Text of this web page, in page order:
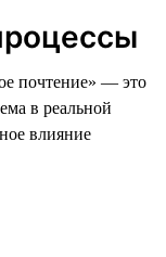
почтение» — это
в реальной
влияние